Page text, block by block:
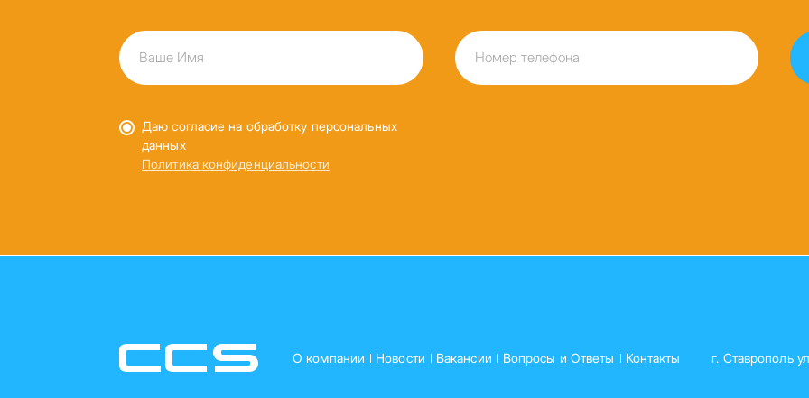
Даю согласие на обработку персональных
данных
Политика конфиденциальности
О компании Новости Вакансии Вопросы и Ответы Контакты г. Ставрополь